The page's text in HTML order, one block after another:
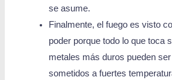
se asume.
Finalmente, el fuego es visto
poder porque todo lo que toca
metales más duros pueden
sometidos a fuertes